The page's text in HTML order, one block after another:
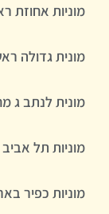
מוניות אחוזת
מונית גדולה
מונית לנתב ג
מוניות תל אביב
מוניות כפיר